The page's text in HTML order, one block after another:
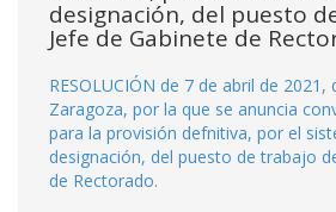
designación, del puesto
Jefe de Gabinete de
RESOLUCIÓN de 7 de abril de 2021,
Zaragoza, por la que se anuncia
para la provisión defnitiva, por el
designación, del puesto de trabajo
de Rectorado.